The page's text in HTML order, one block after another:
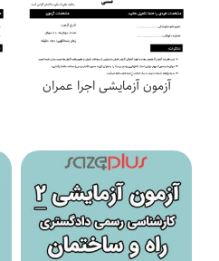
آزمون آزمایشی اجرا عمران